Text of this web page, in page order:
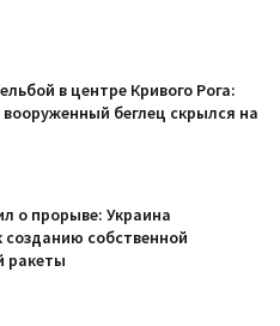
в центре Кривого Рога:
беглец скрылся на
о прорыве: Украина
собственной
ракеты